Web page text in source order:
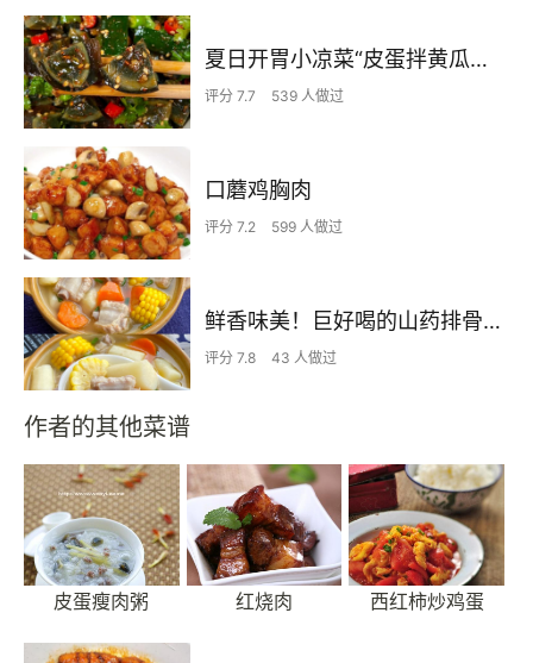
夏日开胃小凉菜“皮蛋拌黄瓜🥒”开胃减脂
评分 7.7 539 人做过
口蘑鸡胸肉
评分 7.2 599 人做过
鲜香味美！巨好喝的山药排骨汤！！
评分 7.8 43 人做过
作者的其他菜谱
皮蛋瘦肉粥 红烧肉 西红柿炒鸡蛋